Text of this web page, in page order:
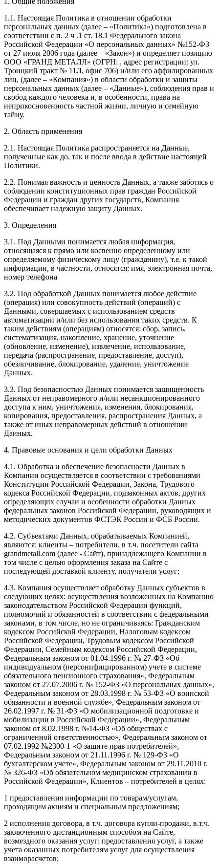
1.1. Настоящая Политика в отношении обработки
персональных данных (далее – «Политика») подготовлена в
соответствии с п. 2 ч .1 ст. 18.1 Федерального закона
Российской Федерации «О персональных данных» №152-ФЗ
от 27 июля 2006 года (далее – «Закон») и определяет позицию
ООО «ГРАНД МЕТАЛЛ» (ОГРН: , адрес регистрации: ул.
Троицкий тракт № 11Л, офис 706) и/или его аффилированных
лиц, (далее – «Компания») в области обработки и защиты
персональных данных (далее – «Данные»), соблюдения прав и
свобод каждого человека и, в особенности, права на
неприкосновенность частной жизни, личную и семейную
тайну.
2. Область применения
2.1. Настоящая Политика распространяется на Данные,
полученные как до, так и после ввода в действие настоящей
Политики.
2.2. Понимая важность и ценность Данных, а также заботясь о
соблюдении конституционных прав граждан Российской
Федерации и граждан других государств, Компания
обеспечивает надежную защиту Данных.
3. Определения
3.1. Под Данными понимается любая информация,
относящаяся к прямо или косвенно определенному или
определяемому физическому лицу (гражданину), т.е. к такой
информации, в частности, относятся: имя, электронная почта,
номер телефона
3.2. Под обработкой Данных понимается любое действие
(операция) или совокупность действий (операций) с
Данными, совершаемых с использованием средств
автоматизации и/или без использования таких средств. К
таким действиям (операциям) относятся: сбор, запись,
систематизация, накопление, хранение, уточнение
(обновление, изменение), извлечение, использование,
передача (распространение, предоставление, доступ),
обезличивание, блокирование, удаление, уничтожение
Данных.
3.3. Под безопасностью Данных понимается защищенность
Данных от неправомерного и/или несанкционированного
доступа к ним, уничтожения, изменения, блокирования,
копирования, предоставления, распространения Данных, а
также от иных неправомерных действий в отношении
Данных.
4. Правовые основания и цели обработки Данных
4.1. Обработка и обеспечение безопасности Данных в
Компании осуществляется в соответствии с требованиями
Конституции Российской Федерации, Закона, Трудового
кодекса Российской Федерации, подзаконных актов, других
определяющих случаи и особенности обработки Данных
федеральных законов Российской Федерации, руководящих и
методических документов ФСТЭК России и ФСБ России.
4.2. Субъектами Данных, обрабатываемых Компанией,
являются: клиенты – потребители, в т.ч. посетители сайта
grandmetall.com (далее - Сайт), принадлежащего Компании в
том числе с целью оформления заказа на Сайте с
последующей доставкой клиенту, получатели услуг;
4.3. Компания осуществляет обработку Данных субъектов в
следующих целях: осуществления возложенных на Компанию
законодательством Российской Федерации функций,
полномочий и обязанностей в соответствии с федеральными
законами, в том числе, но не ограничиваясь: Гражданским
кодексом Российской Федерации, Налоговым кодексом
Российской Федерации, Трудовым кодексом Российской
Федерации, Семейным кодексом Российской Федерации,
Федеральным законом от 01.04.1996 г. № 27-ФЗ «Об
индивидуальном (персонифицированном) учете в системе
обязательного пенсионного страхования», Федеральным
законом от 27.07.2006 г. № 152-ФЗ «О персональных данных»,
Федеральным законом от 28.03.1998 г. № 53-ФЗ «О воинской
обязанности и военной службе», Федеральным законом от
26.02.1997 г. № 31-ФЗ «О мобилизационной подготовке и
мобилизации в Российской Федерации», Федеральным
законом от 8.02.1998 г. №14-ФЗ «Об обществах с
ограниченной ответственностью», Федеральным законом от
07.02.1992 №2300-1 «О защите прав потребителей»,
Федеральным законом от 21.11.1996 г. № 129-ФЗ «О
бухгалтерском учете», Федеральным законом от 29.11.2010 г.
№ 326-ФЗ «Об обязательном медицинском страховании в
Российской Федерации», Клиентов – потребителей в целях:
1 предоставления информации по товарам/услугам,
проходящим акциям и специальным предложениям;
2 исполнения договора, в т.ч. договора купли-продажи, в.т.ч.
заключенного дистанционным способом на Сайте,
возмездного оказания услуг; предоставления услуг, а также
учета оказанных потребителям услуг для осуществления
взаиморасчетов;